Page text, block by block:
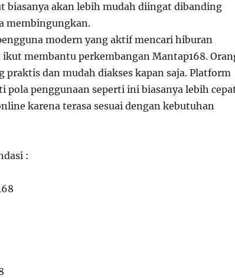
biasanya akan lebih mudah diingat dibanding
membingungkan.
modern yang aktif mencari hiburan
membantu perkembangan Mantap168.
praktis dan mudah diakses kapan saja. Platform
pola penggunaan seperti ini biasanya lebih
karena terasa sesuai dengan kebutuhan
: